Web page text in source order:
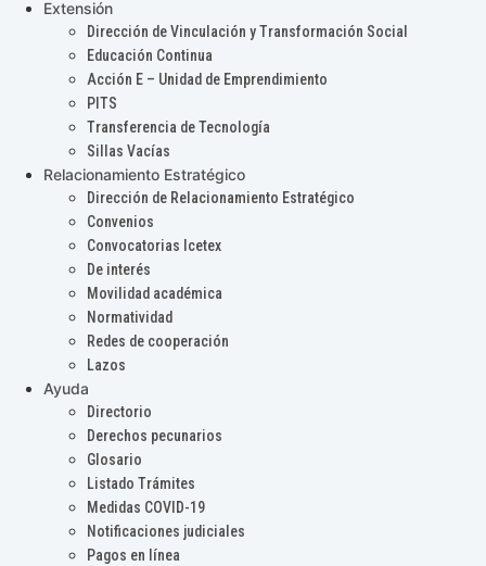
Extensión
Dirección de Vinculación y Transformación Social
Educación Continua
Acción E – Unidad de Emprendimiento
PITS
Transferencia de Tecnología
Sillas Vacías
Relacionamiento Estratégico
Dirección de Relacionamiento Estratégico
Convenios
Convocatorias Icetex
De interés
Movilidad académica
Normatividad
Redes de cooperación
Lazos
Ayuda
Directorio
Derechos pecunarios
Glosario
Listado Trámites
Medidas COVID-19
Notificaciones judiciales
Pagos en línea